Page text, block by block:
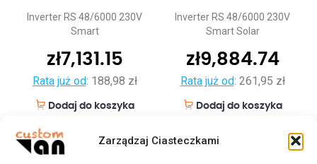
Zarządzaj Ciasteczkami
Inverter RS 48/6000 230V
Smart
zł7,131.15
Rata już od: 188,98 zł
Dodaj do koszyka
Inverter RS 48/6000 230V
Smart Solar
zł9,884.74
Rata już od: 261,95 zł
Dodaj do koszyka